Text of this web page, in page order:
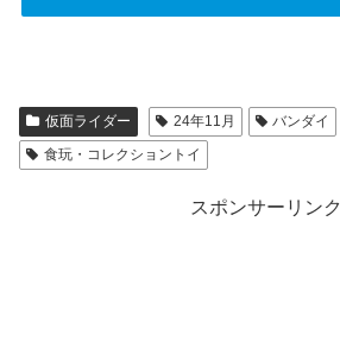
仮面ライダー 24年11月
バンダイ
食玩・コレクショントイ
スポンサーリンク